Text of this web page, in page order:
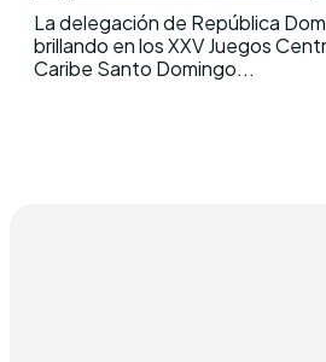
La delegación de República
brillando en los XXV Juegos
Caribe Santo Domingo...